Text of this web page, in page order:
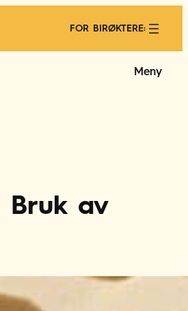
FOR BIRØKTERE:
Meny
Bruk av